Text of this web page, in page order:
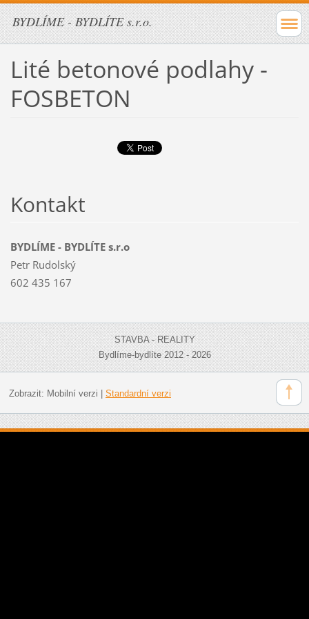
BYDLÍME - BYDLÍTE s.r.o.
Lité betonové podlahy -
FOSBETON
Kontakt
BYDLÍME - BYDLÍTE s.r.o
Petr Rudolský
602 435 167
STAVBA - REALITY
Bydlíme-bydlíte 2012 - 2026
Zobrazit: Mobilní verzi | Standardní verzi